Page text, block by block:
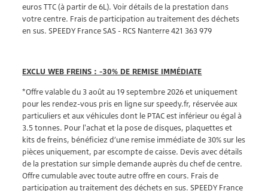
euros TTC (à partir de 6L). Voir détails de la prestation dans
votre centre. Frais de participation au traitement des déchets
en sus. SPEEDY France SAS - RCS Nanterre 421 363 979
EXCLU WEB FREINS : -30% DE REMISE IMMÉDIATE
*Offre valable du 3 août au 19 septembre 2026 et uniquement
pour les rendez-vous pris en ligne sur speedy.fr, réservée aux
particuliers et aux véhicules dont le PTAC est inférieur ou égal à
3.5 tonnes. Pour l'achat et la pose de disques, plaquettes et
kits de freins, bénéficiez d’une remise immédiate de 30% sur les
pièces uniquement, par escompte de caisse. Devis avec détails
de la prestation sur simple demande auprès du chef de centre.
Offre cumulable avec toute autre offre en cours. Frais de
participation au traitement des déchets en sus. SPEEDY France